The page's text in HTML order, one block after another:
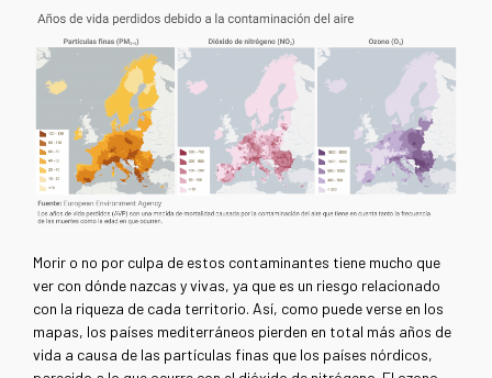
Morir o no por culpa de estos contaminantes tiene mucho que
ver con dónde nazcas y vivas, ya que es un riesgo relacionado
con la riqueza de cada territorio. Así, como puede verse en los
mapas, los países mediterráneos pierden en total más años de
vida a causa de las partículas finas que los países nórdicos,